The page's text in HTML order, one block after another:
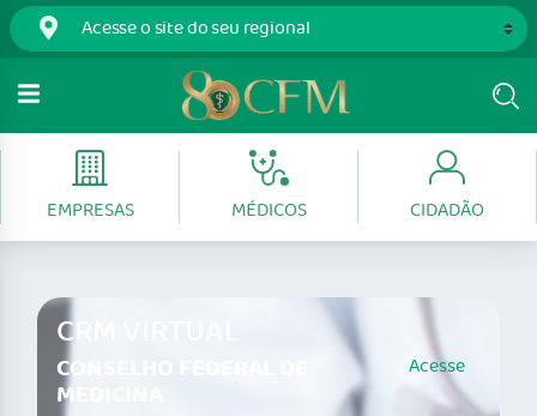
EMPRESAS MÉDICOS CIDADÃO
CRM VIRTUAL
CONSELHO FEDERAL DE
MEDICINA
Acesse